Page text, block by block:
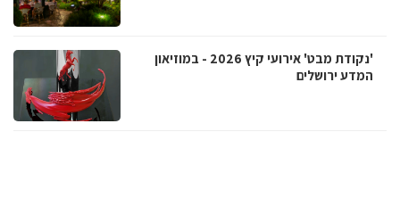
'נקודת מבט' אירועי קיץ 2026 - במוזיאון
המדע ירושלים